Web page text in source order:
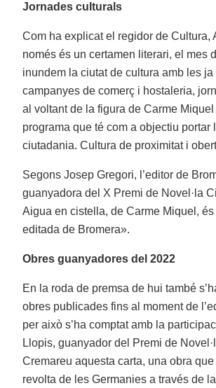
Jornades culturals
Com ha explicat el regidor de Cultura,
només és un certamen literari, el mes
inundem la ciutat de cultura amb les
campanyes de comerç i hostaleria,
al voltant de la figura de Carme
programa que té com a objectiu portar
ciutadania. Cultura de proximitat i
Segons Josep Gregori, l’editor de
guanyadora del X Premi de Novel·la
Aigua en cistella, de Carme Miquel, és
editada de Bromera».
Obres guanyadores del 2022
En la roda de premsa de hui també
obres publicades fins al moment de
per això s’ha comptat amb la
Llopis, guanyador del Premi de
Cremareu aquesta carta, una obra
revolta de les Germanies a través de